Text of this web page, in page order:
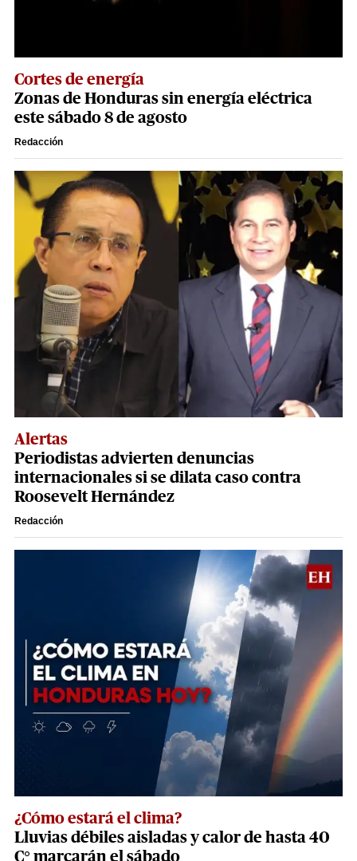
Cortes de energía
Zonas de Honduras sin energía eléctrica
este sábado 8 de agosto
Redacción
Alertas
Periodistas advierten denuncias
internacionales si se dilata caso contra
Roosevelt Hernández
Redacción
¿Cómo estará el clima?
Lluvias débiles aisladas y calor de hasta 40
C° marcarán el sábado